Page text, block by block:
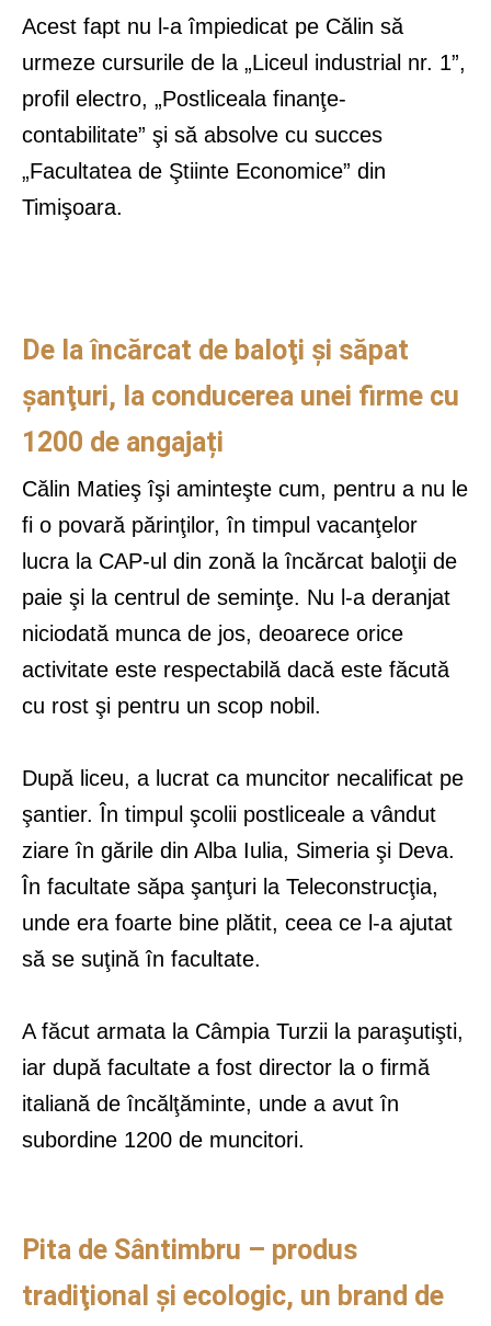
Acest fapt nu l-a împiedicat pe Călin să
urmeze cursurile de la „Liceul industrial nr. 1”,
profil electro, „Postliceala finanţe-
contabilitate” şi să absolve cu succes
„Facultatea de Ştiinte Economice” din
Timişoara.
De la încărcat de baloţi și săpat
şanţuri, la conducerea unei firme cu
1200 de angajați
Călin Matieş îşi aminteşte cum, pentru a nu le
fi o povară părinţilor, în timpul vacanţelor
lucra la CAP-ul din zonă la încărcat baloţii de
paie şi la centrul de seminţe. Nu l-a deranjat
niciodată munca de jos, deoarece orice
activitate este respectabilă dacă este făcută
cu rost şi pentru un scop nobil.
După liceu, a lucrat ca muncitor necalificat pe
şantier. În timpul şcolii postliceale a vândut
ziare în gările din Alba Iulia, Simeria şi Deva.
În facultate săpa şanţuri la Teleconstrucţia,
unde era foarte bine plătit, ceea ce l-a ajutat
să se suţină în facultate.
A făcut armata la Câmpia Turzii la paraşutişti,
iar după facultate a fost director la o firmă
italiană de încălţăminte, unde a avut în
subordine 1200 de muncitori.
Pita de Sântimbru – produs
tradiţional şi ecologic, un brand de